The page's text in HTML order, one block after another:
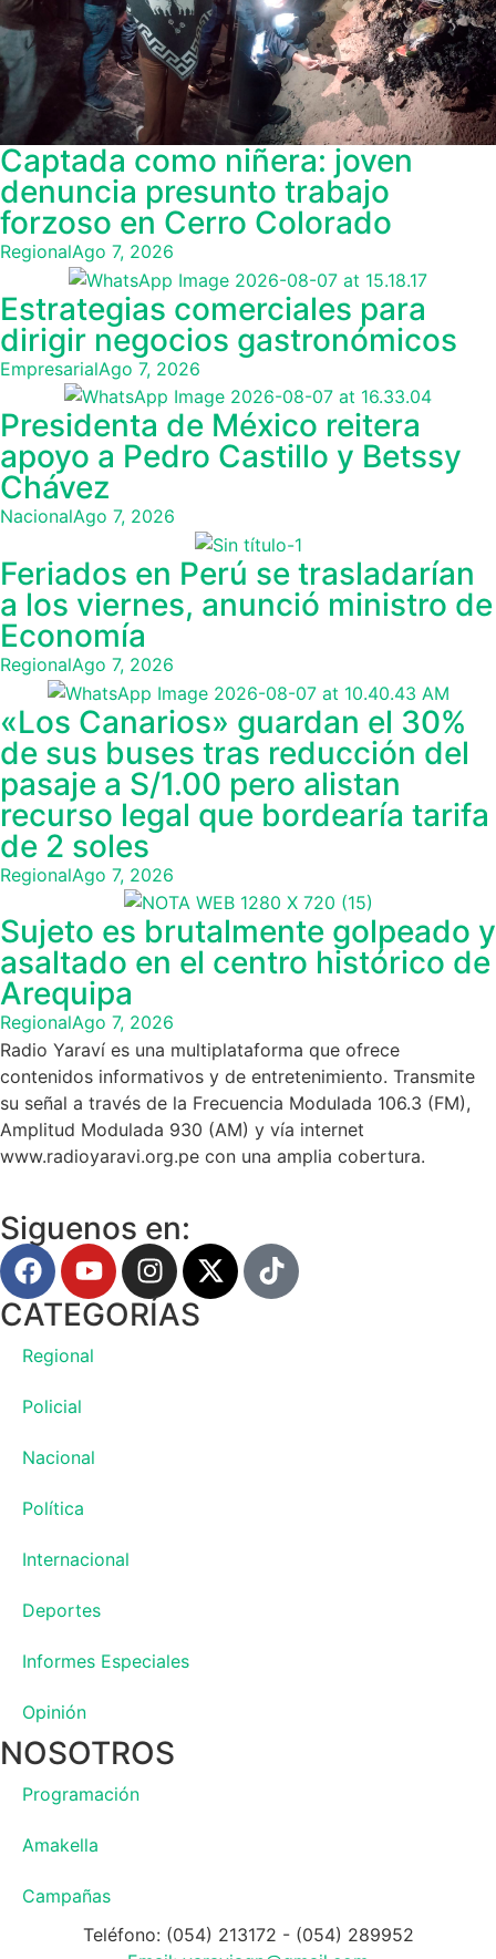
Captada como niñera: joven
denuncia presunto trabajo
forzoso en Cerro Colorado
RegionalAgo 7, 2026
Estrategias comerciales para
dirigir negocios gastronómicos
EmpresarialAgo 7, 2026
Presidenta de México reitera
apoyo a Pedro Castillo y Betssy
Chávez
NacionalAgo 7, 2026
Feriados en Perú se trasladarían
a los viernes, anunció ministro de
Economía
RegionalAgo 7, 2026
«Los Canarios» guardan el 30%
de sus buses tras reducción del
pasaje a S/1.00 pero alistan
recurso legal que bordearía tarifa
de 2 soles
RegionalAgo 7, 2026
Sujeto es brutalmente golpeado y
asaltado en el centro histórico de
Arequipa
RegionalAgo 7, 2026
Radio Yaraví es una multiplataforma que ofrece
contenidos informativos y de entretenimiento. Transmite
su señal a través de la Frecuencia Modulada 106.3 (FM),
Amplitud Modulada 930 (AM) y vía internet
www.radioyaravi.org.pe con una amplia cobertura.
Siguenos en:
CATEGORÍAS
Regional
Policial
Nacional
Política
Internacional
Deportes
Informes Especiales
Opinión
NOSOTROS
Programación
Amakella
Campañas
Teléfono: (054) 213172 - (054) 289952